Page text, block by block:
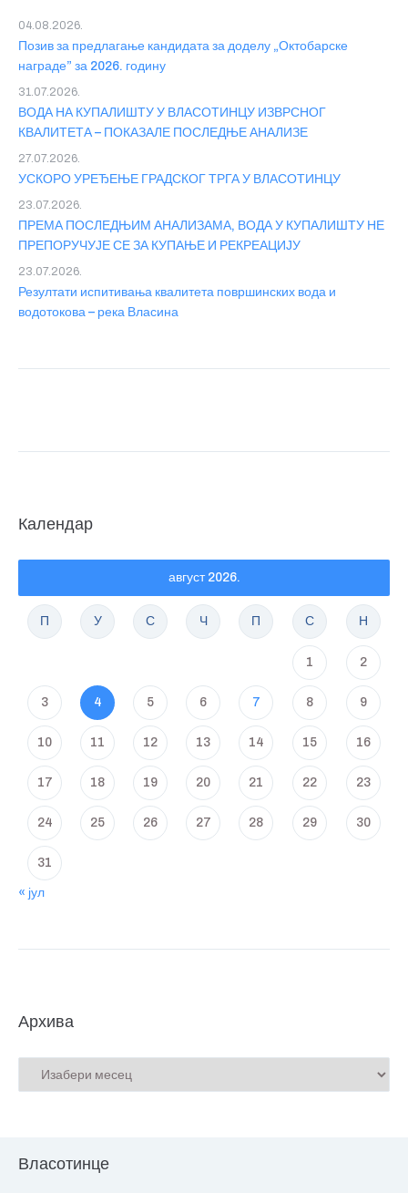
Позив за предлагање кандидата за доделу „Октобарске
награде” за 2026. годину
04.08.2026.
ВОДА НА КУПАЛИШТУ У ВЛАСОТИНЦУ ИЗВРСНОГ
КВАЛИТЕТА – ПОКАЗАЛЕ ПОСЛЕДЊЕ АНАЛИЗЕ
31.07.2026.
УСКОРО УРЕЂЕЊЕ ГРАДСКОГ ТРГА У ВЛАСОТИНЦУ
27.07.2026.
ПРЕМА ПОСЛЕДЊИМ АНАЛИЗАМА, ВОДА У КУПАЛИШТУ НЕ
ПРЕПОРУЧУЈЕ СЕ ЗА КУПАЊЕ И РЕКРЕАЦИЈУ
23.07.2026.
Резултати испитивања квалитета површинских вода и
водотокова – река Власина
23.07.2026.
Календар
август 2026.
П У С Ч П С Н
1 2
3 4 5 6 7 8 9
10 11 12 13 14 15 16
17 18 19 20 21 22 23
24 25 26 27 28 29 30
31
« јул
Архива
Власотинце